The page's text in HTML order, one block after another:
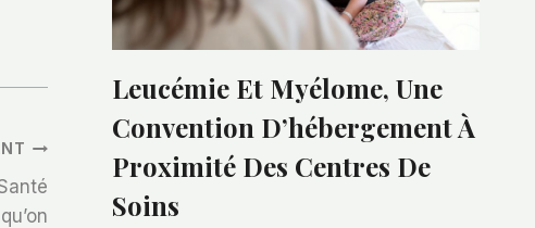
Leucémie Et Myélome, Une
Convention D’hébergement À
Proximité Des Centres De
Soins